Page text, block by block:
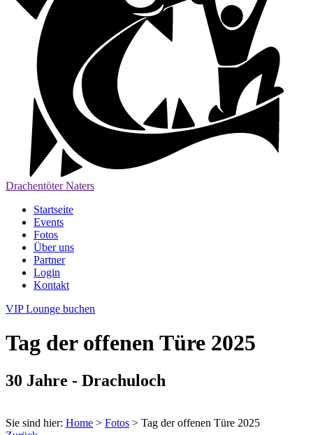
Drachentöter Naters
Startseite
Events
Fotos
Über uns
Partner
Login
Kontakt
VIP Lounge buchen
Tag der offenen Türe 2025
30 Jahre - Drachuloch
Sie sind hier: Home > Fotos > Tag der offenen Türe 2025